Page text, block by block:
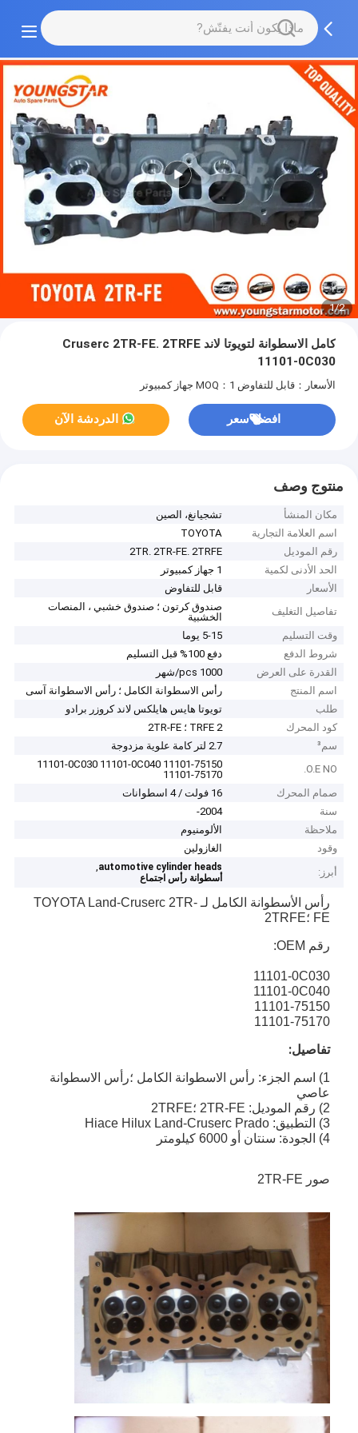
1/2
كامل الاسطوانة لتويوتا لاند Cruserc 2TR-FE. 2TRFE
11101-0C030
الأسعار：قابل للتفاوض MOQ：1 جهاز كمبيوتر
افضل سعر الدردشة الآن
منتوج وصف
مكان المنشأ
تشجيانغ، الصين
اسم العلامة التجارية
TOYOTA
رقم الموديل
2TR. 2TR-FE. 2TRFE
الحد الأدنى لكمية
1 جهاز كمبيوتر
الأسعار
قابل للتفاوض
تفاصيل التغليف
صندوق كرتون ؛ صندوق خشبي ، المنصات
الخشبية
وقت التسليم
5-15 يوما
شروط الدفع
دفع 100% قبل التسليم
القدرة على العرض
1000 pcs/شهر
اسم المنتج
رأس الاسطوانة الكامل ؛ رأس الاسطوانة آسى
طلب
تويوتا هايس هايلكس لاند كروزر برادو
كود المحرك
2 TRFE ؛ 2TR-FE
سم³
2.7 لتر كامة علوية مزدوجة
O.E NO.
11101-0C030 11101-0C040 11101-75150
11101-75170
صمام المحرك
16 فولت / 4 اسطوانات
سنة
2004-
ملاحظة
الألومنيوم
وقود
الغازولين
أبرز:
automotive cylinder heads
,
أسطوانة رأس اجتماع
رأس الأسطوانة الكامل لـ TOYOTA Land-Cruserc 2TR-
FE ؛2TRFE
رقم OEM:
11101-0C030
11101-0C040
11101-75150
11101-75170
تفاصيل:
1) اسم الجزء: رأس الاسطوانة الكامل ؛رأس الاسطوانة
عاصي
2) رقم الموديل: 2TR-FE ؛2TRFE
3) التطبيق: Hiace Hilux Land-Cruserc Prado
4) الجودة: سنتان أو 6000 كيلومتر
صور 2TR-FE